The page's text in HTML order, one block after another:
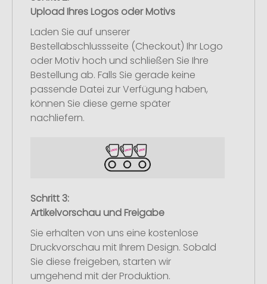
Upload Ihres Logos oder Motivs
Laden Sie auf unserer
Bestellabschlussseite (Checkout) Ihr Logo
oder Motiv hoch und schließen Sie Ihre
Bestellung ab. Falls Sie gerade keine
passende Datei zur Verfügung haben,
können Sie diese gerne später
nachliefern.
Schritt 3:
Artikelvorschau und Freigabe
Sie erhalten von uns eine kostenlose
Druckvorschau mit Ihrem Design. Sobald
Sie diese freigeben, starten wir
umgehend mit der Produktion.